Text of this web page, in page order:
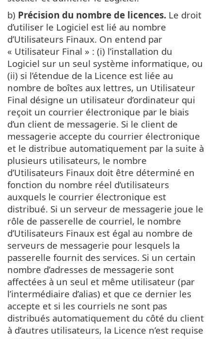
b) Précision du nombre de licences. Le droit
d’utiliser le Logiciel est lié au nombre
d’Utilisateurs Finaux. On entend par
« Utilisateur Final » : (i) l’installation du
Logiciel sur un seul système informatique, ou
(ii) si l’étendue de la Licence est liée au
nombre de boîtes aux lettres, un Utilisateur
Final désigne un utilisateur d’ordinateur qui
reçoit un courrier électronique par le biais
d’un client de messagerie. Si le client de
messagerie accepte du courrier électronique
et le distribue automatiquement par la suite à
plusieurs utilisateurs, le nombre
d’Utilisateurs Finaux doit être déterminé en
fonction du nombre réel d’utilisateurs
auxquels le courrier électronique est
distribué. Si un serveur de messagerie joue le
rôle de passerelle de courriel, le nombre
d’Utilisateurs Finaux est égal au nombre de
serveurs de messagerie pour lesquels la
passerelle fournit des services. Si un certain
nombre d’adresses de messagerie sont
affectées à un seul et même utilisateur (par
l’intermédiaire d’alias) et que ce dernier les
accepte et si les courriels ne sont pas
distribués automatiquement du côté du client
à d’autres utilisateurs, la Licence n’est requise